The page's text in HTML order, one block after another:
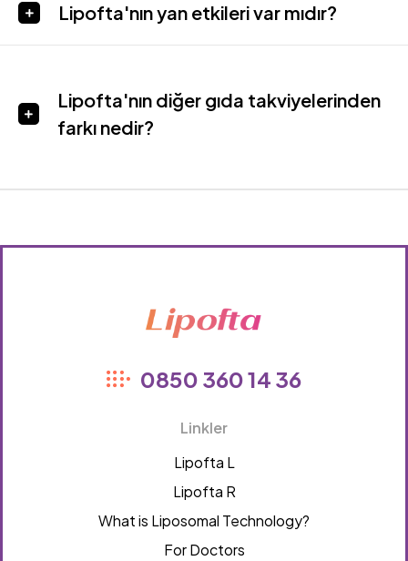
Lipofta'nın yan etkileri var mıdır?
Lipofta'nın diğer gıda takviyelerinden
farkı nedir?
0850 360 14 36
Linkler
Lipofta L
Lipofta R
What is Liposomal Technology?
For Doctors